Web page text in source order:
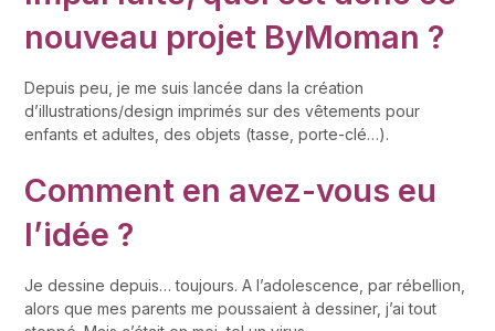
nouveau projet ByMoman ?
Depuis peu, je me suis lancée dans la création
d’illustrations/design imprimés sur des vêtements pour
enfants et adultes, des objets (tasse, porte-clé…).
Comment en avez-vous eu
l’idée ?
Je dessine depuis… toujours. A l’adolescence, par rébellion,
alors que mes parents me poussaient à dessiner, j’ai tout